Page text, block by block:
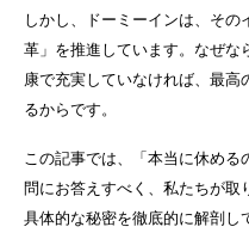
しかし、ドーミーインは、そ
革」を推進しています。なぜな
康で充実していなければ、最
るからです。
この記事では、「本当に休める
問にお答えすべく、私たちが取
具体的な秘密を徹底的に解剖し